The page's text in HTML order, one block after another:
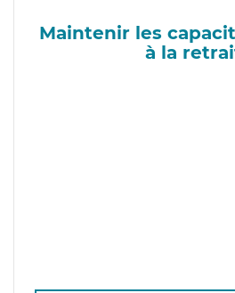
Maintenir les
à la